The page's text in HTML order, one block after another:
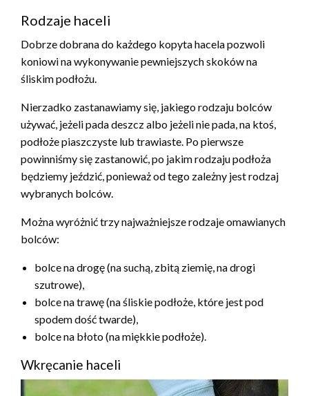
Rodzaje haceli
Dobrze dobrana do każdego kopyta hacela pozwoli
koniowi na wykonywanie pewniejszych skoków na
śliskim podłożu.
Nierzadko zastanawiamy się, jakiego rodzaju bolców
używać, jeżeli pada deszcz albo jeżeli nie pada, na ktoś,
podłoże piaszczyste lub trawiaste. Po pierwsze
powinniśmy się zastanowić, po jakim rodzaju podłoża
będziemy jeździć, ponieważ od tego zależny jest rodzaj
wybranych bolców.
Można wyróżnić trzy najważniejsze rodzaje omawianych
bolców:
bolce na drogę (na suchą, zbitą ziemię, na drogi
szutrowe),
bolce na trawę (na śliskie podłoże, które jest pod
spodem dość twarde),
bolce na błoto (na miękkie podłoże).
Wkręcanie haceli